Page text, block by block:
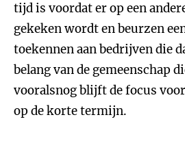
tijd is voordat er op een
gekeken wordt en beurzen
toekennen aan bedrijven die
belang van de gemeenschap
vooralsnog blijft de focus
op de korte termijn.